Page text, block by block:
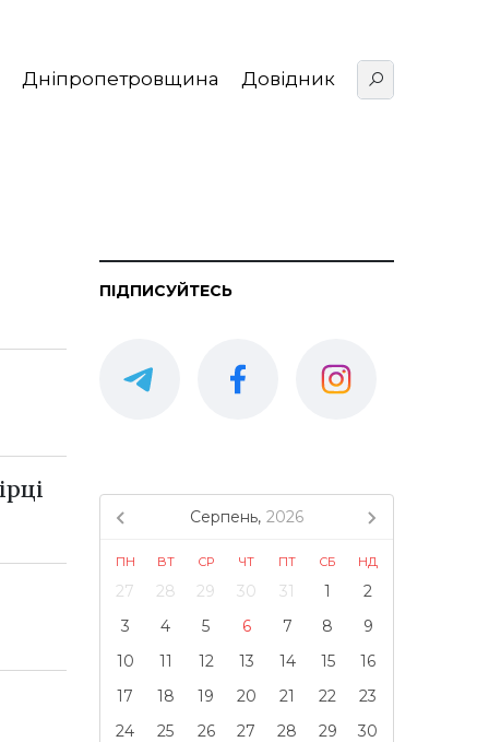
Дніпропетровщина Довідник
ПІДПИСУЙТЕСЬ
Серпень, 2026
ПН ВТ СР ЧТ ПТ СБ НД
27 28 29 30 31 1
2
3
4 5 6 7 8
9
10
11 12 13 14 15
16
17
18 19 20 21 22
23
24
25 26 27 28 29
30